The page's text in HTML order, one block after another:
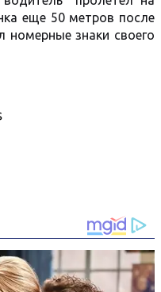
еще 50 метров после
номерные знаки своего